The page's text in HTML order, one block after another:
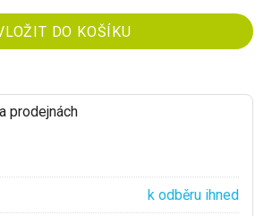
prodejnách
k odběru ihned